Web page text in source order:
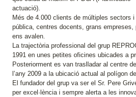
actuació).
Més de 4.000 clients de múltiples sectors
pública, centres docents, grans
ens avalen.
La trajectòria professional del grup
1991 en unes petites oficines ubicades a
Posteriorment es van traslladar al centre
l’any 2009 a la ubicació actual al polígon
El fundador del grup va ser el Sr. Pere
per excel·lència i sempre alerta a les